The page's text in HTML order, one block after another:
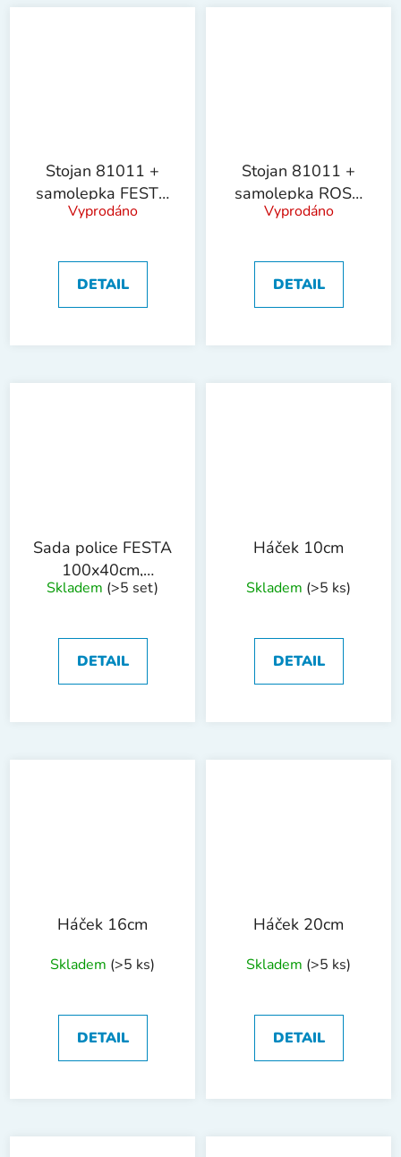
Stojan 81011 +
samolepka FESTA
Garden !OBJ!
Vyprodáno
DETAIL
Stojan 81011 +
samolepka ROSA
!OBJ!
Vyprodáno
DETAIL
Sada police FESTA
100x40cm,
konzoly 2ks
Skladem (>5 set)
DETAIL
Háček 10cm
Skladem (>5 ks)
DETAIL
Háček 16cm
Skladem (>5 ks)
DETAIL
Háček 20cm
Skladem (>5 ks)
DETAIL